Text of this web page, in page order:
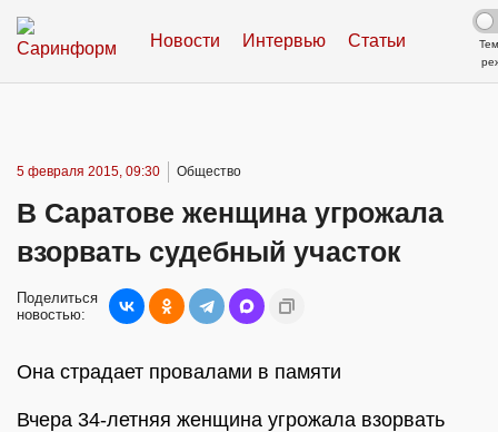
Новости Интервью Статьи
5 февраля 2015, 09:30 Общество
В Саратове женщина угрожала
взорвать судебный участок
Поделиться
новостью:
Она страдает провалами в памяти
Вчера 34-летняя женщина угрожала взорвать